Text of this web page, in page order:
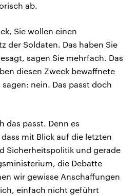
ab.
Sie wollen einen
der Soldaten. Das haben Sie
sagen Sie mehrfach. Das
diesen Zweck bewaffnete
nein. Das passt doch
das passt. Denn es
mit Blick auf die letzten
Sicherheitspolitik und gerade
die Debatte
wir gewisse Anschaffungen
einfach nicht geführt